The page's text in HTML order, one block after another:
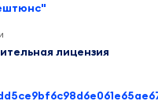
лицензия